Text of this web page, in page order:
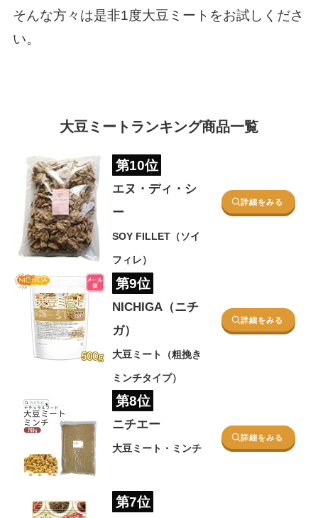
そんな方々は是非1度大豆ミートをお試しくださ
い。
大豆ミートランキング商品一覧
第10位
エヌ・ディ・シ
ー
SOY FILLET（ソイ
フィレ）
詳細をみる
第9位
NICHIGA（ニチ
ガ）
大豆ミート（粗挽き
ミンチタイプ）
詳細をみる
第8位
ニチエー
大豆ミート・ミンチ
詳細をみる
第7位